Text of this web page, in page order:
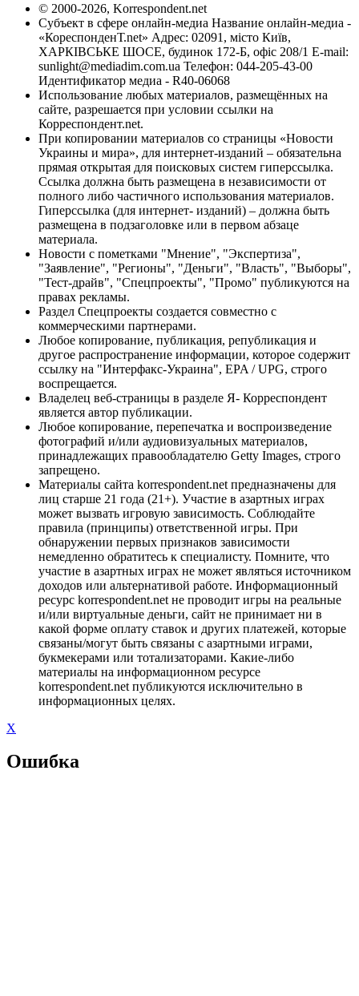
© 2000-2026, Korrespondent.net
Субъект в сфере онлайн-медиа Название онлайн-медиа -
«КореспонденТ.net» Адрес: 02091, місто Київ,
ХАРКІВСЬКЕ ШОСЕ, будинок 172-Б, офіс 208/1 E-mail:
sunlight@mediadim.com.ua Телефон: 044-205-43-00
Идентификатор медиа - R40-06068
Использование любых материалов, размещённых на
сайте, разрешается при условии ссылки на
Корреспондент.net.
При копировании материалов со страницы «Новости
Украины и мира», для интернет-изданий – обязательна
прямая открытая для поисковых систем гиперссылка.
Ссылка должна быть размещена в независимости от
полного либо частичного использования материалов.
Гиперссылка (для интернет- изданий) – должна быть
размещена в подзаголовке или в первом абзаце
материала.
Новости с пометками "Мнение", "Экспертиза",
"Заявление", "Регионы", "Деньги", "Власть", "Выборы",
"Тест-драйв", "Спецпроекты", "Промо" публикуются на
правах рекламы.
Раздел Спецпроекты создается совместно с
коммерческими партнерами.
Любое копирование, публикация, републикация и
другое распространение информации, которое содержит
ссылку на "Интерфакс-Украина", EPA / UPG, строго
воспрещается.
Владелец веб-страницы в разделе Я- Корреспондент
является автор публикации.
Любое копирование, перепечатка и воспроизведение
фотографий и/или аудиовизуальных материалов,
принадлежащих правообладателю Getty Images, строго
запрещено.
Материалы сайта korrespondent.net предназначены для
лиц старше 21 года (21+). Участие в азартных играх
может вызвать игровую зависимость. Соблюдайте
правила (принципы) ответственной игры. При
обнаружении первых признаков зависимости
немедленно обратитесь к специалисту. Помните, что
участие в азартных играх не может являться источником
доходов или альтернативой работе. Информационный
ресурс korrespondent.net не проводит игры на реальные
и/или виртуальные деньги, сайт не принимает ни в
какой форме оплату ставок и других платежей, которые
связаны/могут быть связаны с азартными играми,
букмекерами или тотализаторами. Какие-либо
материалы на информационном ресурсе
korrespondent.net публикуются исключительно в
информационных целях.
X
Ошибка